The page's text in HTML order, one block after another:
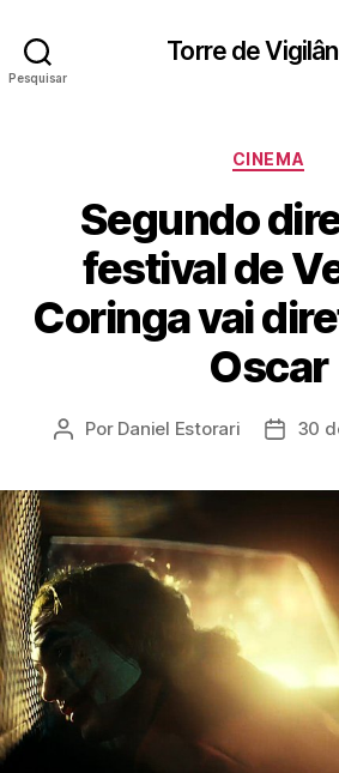
Pesquisar
Torre de
CINEMA
Segundo
festival de
Coringa vai
Oscar
Autor
Por Daniel Estorari
Data
30